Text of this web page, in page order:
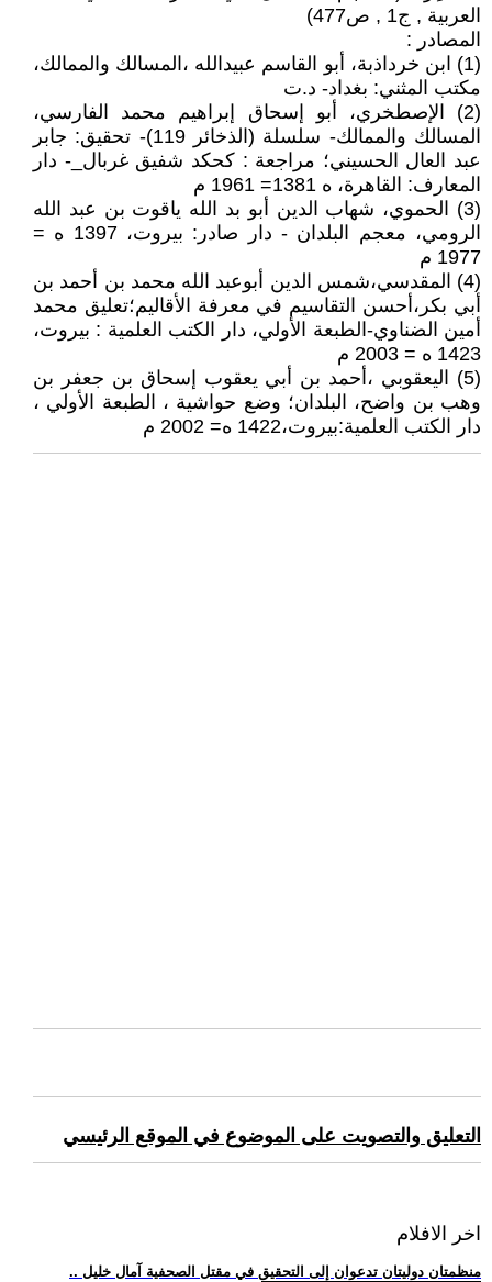
العربیة , ج1 , ص477)
المصادر :
(1) ابن خرداذبة، أبو القاسم عبيدالله ،المسالك والممالك،
مكتب المثني: بغداد- د.ت
(2) الإصطخري، أبو إسحاق إبراهيم محمد الفارسي،
المسالك والممالك- سلسلة (الذخائر 119)- تحقيق: جابر
عبد العال الحسيني؛ مراجعة : كحكد شفيق غربال_- دار
المعارف: القاهرة، ه 1381= 1961 م
(3) الحموي، شهاب الدين أبو بد الله ياقوت بن عبد الله
الرومي، معجم البلدان - دار صادر: بيروت، 1397 ه =
1977 م
(4) المقدسي،شمس الدين أبوعبد الله محمد بن أحمد بن
أبي بكر،أحسن التقاسيم في معرفة الأقاليم؛تعليق محمد
أمين الضناوي-الطبعة الأولي، دار الكتب العلمية : بيروت،
1423 ه = 2003 م
(5) اليعقوبي ،أحمد بن أبي يعقوب إسحاق بن جعفر بن
وهب بن واضح، البلدان؛ وضع حواشية ، الطبعة الأولي ،
دار الكتب العلمية:بيروت،1422 ه= 2002 م
التعليق والتصويت على الموضوع في الموقع الرئيسي
اخر الافلام
.. منظمتان دوليتان تدعوان إلى التحقيق في مقتل الصحفية آمال خليل